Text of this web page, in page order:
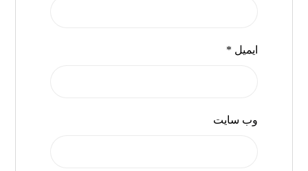
ایمیل *
وب‌ سایت